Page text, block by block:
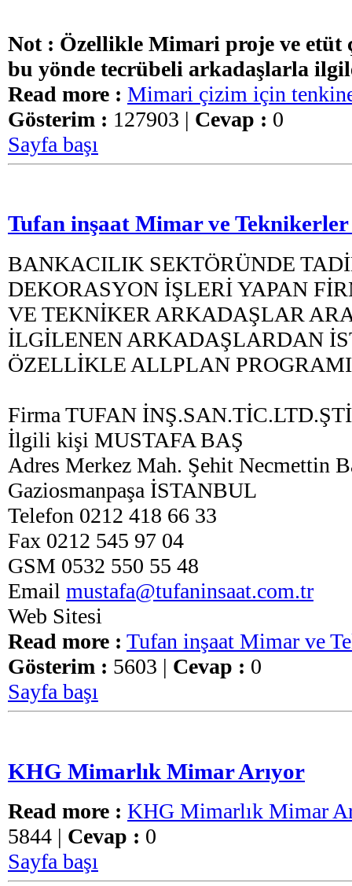
Not : Özellikle Mimari proje ve etüt
bu yönde tecrübeli arkadaşlarla
Read more : Mimari çizim için
Gösterim : 127903 | Cevap : 0
Sayfa başı
Tufan inşaat Mimar ve
BANKACILIK SEKTÖRÜNDE
DEKORASYON İŞLERİ YAPAN
VE TEKNİKER ARKADAŞLAR
İLGİLENEN ARKADAŞLARDAN
ÖZELLİKLE ALLPLAN
Firma TUFAN
İlgili kişi MUSTAFA BAŞ
Adres Merkez Mah. Şehit Necmettin
Gaziosmanpaşa İSTANBUL
Telefon 0212 418 66 33
Fax 0212 545 97 04
GSM 0532 550 55 48
Email mustafa@tufaninsaat.com.tr
Web Sitesi
Read more : Tufan inşaat Mimar ve
Gösterim : 5603 | Cevap : 0
Sayfa başı
KHG Mimarlık Mimar Arıyor
Read more : KHG Mimarlık Mimar
5844 | Cevap : 0
Sayfa başı